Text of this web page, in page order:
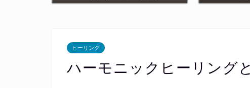
ヒーリング
ハーモニックヒーリング